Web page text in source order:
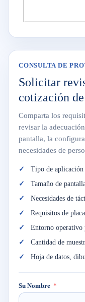
CONSULTA DE
Solicitar
cotización
Comparta los
revisar la
pantalla, la
necesidades de
Tipo de
Tamaño de
Necesidades de
Requisitos de
Entorno operativo
Cantidad de
Hoja de datos,
Su Nombre